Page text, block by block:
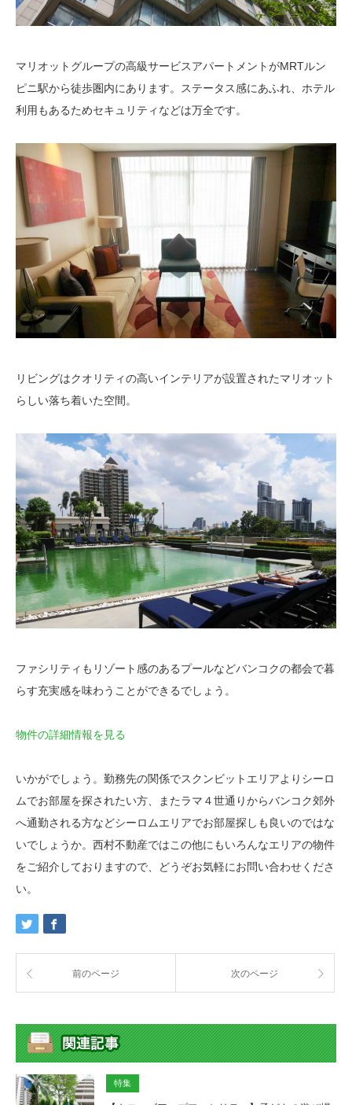
マリオットグループの高級サービスアパートメントがMRTルン
ピニ駅から徒歩圏内にあります。ステータス感にあふれ、ホテル
利用もあるためセキュリティなどは万全です。
リビングはクオリティの高いインテリアが設置されたマリオット
らしい落ち着いた空間。
ファシリティもリゾート感のあるプールなどバンコクの都会で暮
らす充実感を味わうことができるでしょう。
物件の詳細情報を見る
いかがでしょう。勤務先の関係でスクンビットエリアよりシーロ
ムでお部屋を探されたい方、またラマ４世通りからバンコク郊外
へ通勤される方などシーロムエリアでお部屋探しも良いのではな
いでしょうか。西村不動産ではこの他にもいろんなエリアの物件
をご紹介しておりますので、どうぞお気軽にお問い合わせくださ
い。
前のページ 次のページ
特集